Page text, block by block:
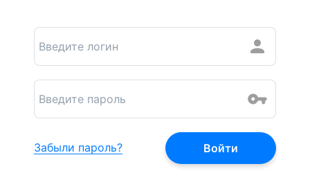
Забыли пароль?